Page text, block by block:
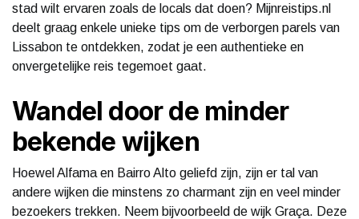
stad wilt ervaren zoals de locals dat doen? Mijnreistips.nl
deelt graag enkele unieke tips om de verborgen parels van
Lissabon te ontdekken, zodat je een authentieke en
onvergetelijke reis tegemoet gaat.
Wandel door de minder
bekende wijken
Hoewel Alfama en Bairro Alto geliefd zijn, zijn er tal van
andere wijken die minstens zo charmant zijn en veel minder
bezoekers trekken. Neem bijvoorbeeld de wijk Graça. Deze